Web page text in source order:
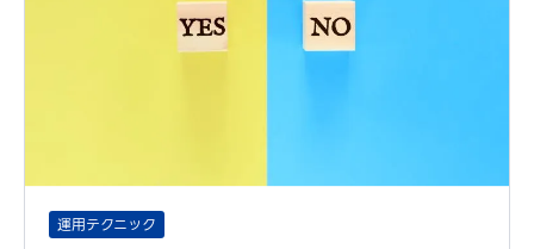
運用テクニック